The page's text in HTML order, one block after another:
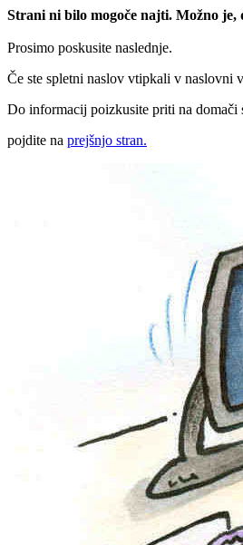
Strani ni bilo mogoče najti. Možno je,
Prosimo poskusite naslednje.
Če ste spletni naslov vtipkali v naslovni
Do informacij poizkusite priti na domači
pojdite na prejšnjo stran.